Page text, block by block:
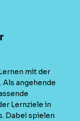
mit der
Als angehende
Lernziele in
Dabei spielen